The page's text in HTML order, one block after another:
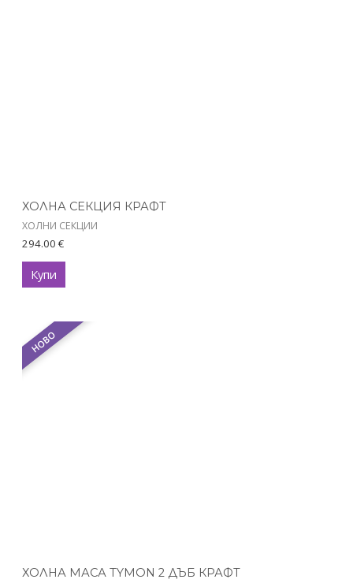
ХОЛНА СЕКЦИЯ КРАФТ
ХОЛНИ СЕКЦИИ
294.00 €
Купи
НОВО
ХОЛНА МАСА TYMON 2 ДЪБ КРАФТ